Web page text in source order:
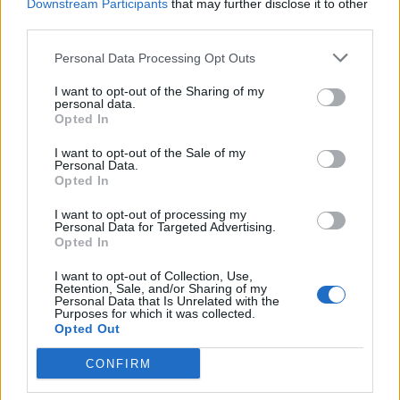
Downstream Participants that may further disclose it to other
Personal Data Processing Opt Outs
I want to opt-out of the Sharing of my
personal data.
Opted In
I want to opt-out of the Sale of my
Personal Data.
Opted In
I want to opt-out of processing my
Personal Data for Targeted Advertising.
Opted In
I want to opt-out of Collection, Use,
Retention, Sale, and/or Sharing of my
Personal Data that Is Unrelated with the
Purposes for which it was collected.
Opted Out
CONFIRM
Övertryck i vevhus, Volvo 940 b230fk 1 svar
Senaste inlägget av Mossan1 onsdag 11:07
Generell
Fälg till Husqvarna Novolett 1955 2 svar
Senaste inlägget av
Slipa och polera rinningar 4 svar
Senaste inlägget av
Senaste projektinläggen
med JDM inspiration.
Senaste inlägget av Stol3n_Identity för 34 minuter sedan
Projekt
Ni som kör HEV eller PHEV ? är ni nöjda?
Senaste inlägget av